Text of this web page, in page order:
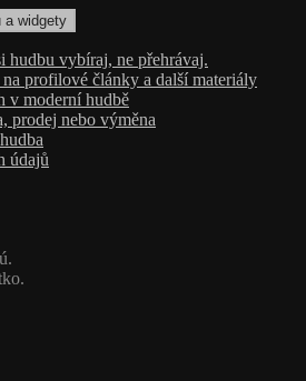
příbězích, jazzu, alternativě a albech s
a widgety
hudbu vybíraj, ne přehrávaj.
profilové články a další materiály
v moderní hudbě
nebo výměna
údajů